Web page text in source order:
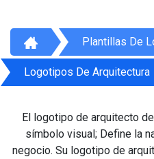
Plantillas De
Logotipos De Arquitectura
El logotipo de arquitecto
símbolo visual; Define la
negocio. Su logotipo de